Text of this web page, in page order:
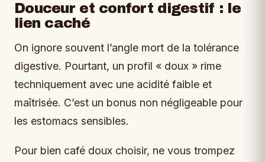
Douceur et confort digestif : le
lien caché
On ignore souvent l’angle mort de la tolérance
digestive. Pourtant, un profil « doux » rime
techniquement avec une acidité faible et
maîtrisée. C’est un bonus non négligeable pour
les estomacs sensibles.
Pour bien café doux choisir, ne vous trompez